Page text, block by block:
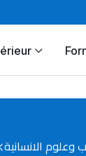
وعلوم الانسانية